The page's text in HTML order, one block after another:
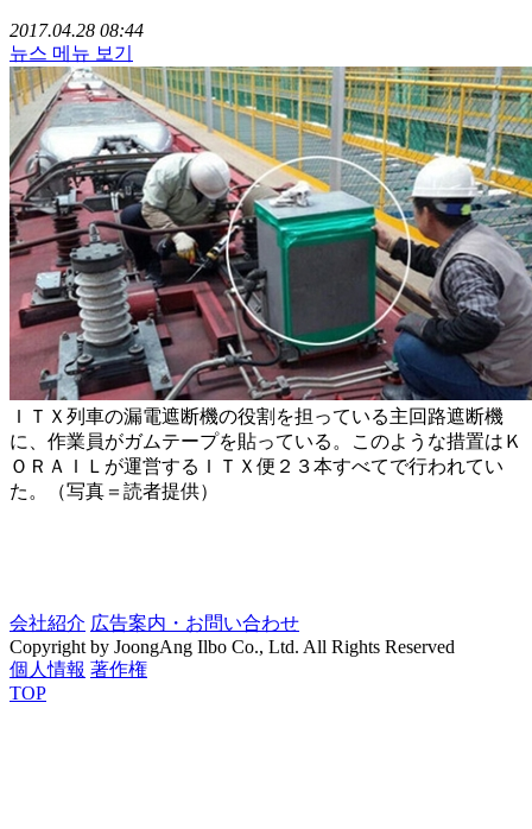
2017.04.28 08:44
뉴스 메뉴 보기
ＩＴＸ列車の漏電遮断機の役割を担っている主回路遮断機
に、作業員がガムテープを貼っている。このような措置はＫ
ＯＲＡＩＬが運営するＩＴＸ便２３本すべてで行われてい
た。（写真＝読者提供）
会社紹介 広告案内・お問い合わせ
Copyright by JoongAng Ilbo Co., Ltd. All Rights Reserved
個人情報 著作権
TOP